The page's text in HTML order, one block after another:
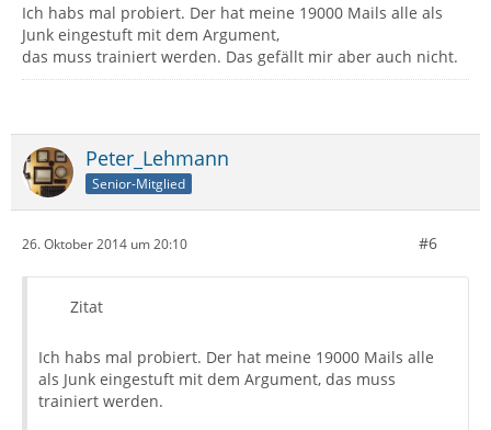
Ich habs mal probiert. Der hat meine 19000 Mails alle als
Junk eingestuft mit dem Argument,
das muss trainiert werden. Das gefällt mir aber auch nicht.
Peter_Lehmann
Senior-Mitglied
26. Oktober 2014 um 20:10 #6
Zitat
Ich habs mal probiert. Der hat meine 19000 Mails alle
als Junk eingestuft mit dem Argument, das muss
trainiert werden.